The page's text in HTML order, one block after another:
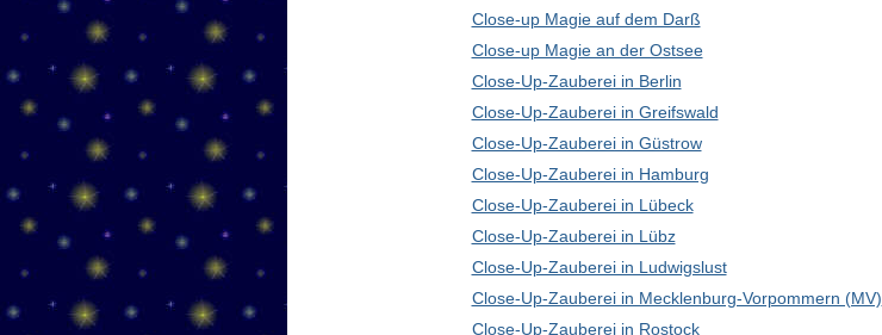
Close-up Magie auf dem Darß
Close-up Magie an der Ostsee
Close-Up-Zauberei in Berlin
Close-Up-Zauberei in Greifswald
Close-Up-Zauberei in Güstrow
Close-Up-Zauberei in Hamburg
Close-Up-Zauberei in Lübeck
Close-Up-Zauberei in Lübz
Close-Up-Zauberei in Ludwigslust
Close-Up-Zauberei in Mecklenburg-Vorpommern (MV)
Close-Up-Zauberei in Rostock